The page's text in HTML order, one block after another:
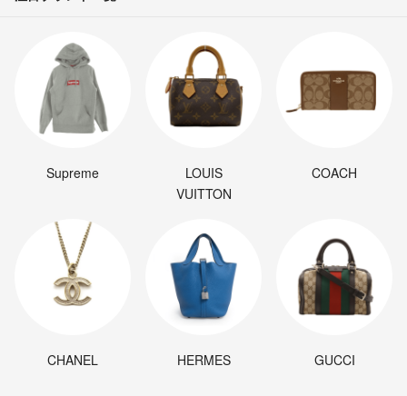
Supreme
LOUIS
VUITTON
COACH
CHANEL HERMES GUCCI